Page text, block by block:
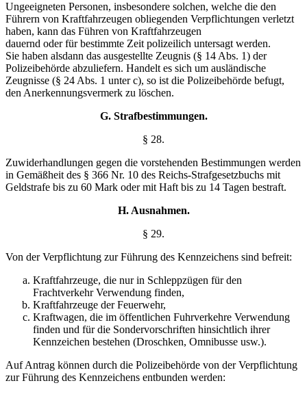
Ungeeigneten Personen, insbesondere solchen, welche die den
Führern von Kraftfahrzeugen obliegenden Verpflichtungen verletzt
haben, kann das Führen von Kraftfahrzeugen
dauernd oder für bestimmte Zeit polizeilich untersagt werden.
Sie haben alsdann das ausgestellte Zeugnis (§ 14 Abs. 1) der
Polizeibehörde abzuliefern. Handelt es sich um ausländische
Zeugnisse (§ 24 Abs. 1 unter c), so ist die Polizeibehörde befugt,
den Anerkennungsvermerk zu löschen.
G. Strafbestimmungen.
§ 28.
Zuwiderhandlungen gegen die vorstehenden Bestimmungen werden
in Gemäßheit des § 366 Nr. 10 des Reichs-Strafgesetzbuchs mit
Geldstrafe bis zu 60 Mark oder mit Haft bis zu 14 Tagen bestraft.
H. Ausnahmen.
§ 29.
Von der Verpflichtung zur Führung des Kennzeichens sind befreit:
Kraftfahrzeuge, die nur in Schleppzügen für den
Frachtverkehr Verwendung finden,
Kraftfahrzeuge der Feuerwehr,
Kraftwagen, die im öffentlichen Fuhrverkehre Verwendung
finden und für die Sondervorschriften hinsichtlich ihrer
Kennzeichen bestehen (Droschken, Omnibusse usw.).
Auf Antrag können durch die Polizeibehörde von der Verpflichtung
zur Führung des Kennzeichens entbunden werden: